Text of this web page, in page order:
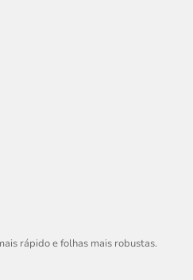
rápido e folhas mais robustas.